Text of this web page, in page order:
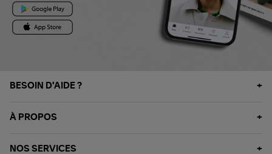
BESOIN D'AIDE ?
À PROPOS
NOS SERVICES